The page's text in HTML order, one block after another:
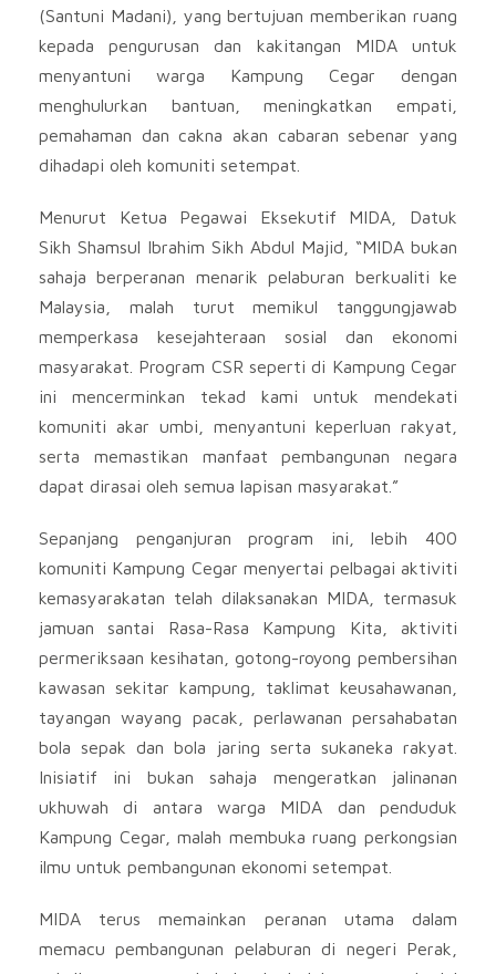
(Santuni Madani), yang bertujuan memberikan ruang
kepada pengurusan dan kakitangan MIDA untuk
menyantuni warga Kampung Cegar dengan
menghulurkan bantuan, meningkatkan empati,
pemahaman dan cakna akan cabaran sebenar yang
dihadapi oleh komuniti setempat.
Menurut Ketua Pegawai Eksekutif MIDA, Datuk
Sikh Shamsul Ibrahim Sikh Abdul Majid, “MIDA bukan
sahaja berperanan menarik pelaburan berkualiti ke
Malaysia, malah turut memikul tanggungjawab
memperkasa kesejahteraan sosial dan ekonomi
masyarakat. Program CSR seperti di Kampung Cegar
ini mencerminkan tekad kami untuk mendekati
komuniti akar umbi, menyantuni keperluan rakyat,
serta memastikan manfaat pembangunan negara
dapat dirasai oleh semua lapisan masyarakat.”
Sepanjang penganjuran program ini, lebih 400
komuniti Kampung Cegar menyertai pelbagai aktiviti
kemasyarakatan telah dilaksanakan MIDA, termasuk
jamuan santai Rasa-Rasa Kampung Kita, aktiviti
permeriksaan kesihatan, gotong-royong pembersihan
kawasan sekitar kampung, taklimat keusahawanan,
tayangan wayang pacak, perlawanan persahabatan
bola sepak dan bola jaring serta sukaneka rakyat.
Inisiatif ini bukan sahaja mengeratkan jalinanan
ukhuwah di antara warga MIDA dan penduduk
Kampung Cegar, malah membuka ruang perkongsian
ilmu untuk pembangunan ekonomi setempat.
MIDA terus memainkan peranan utama dalam
memacu pembangunan pelaburan di negeri Perak,